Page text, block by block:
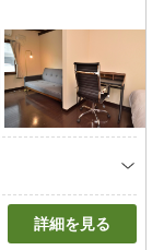
詳細を見る